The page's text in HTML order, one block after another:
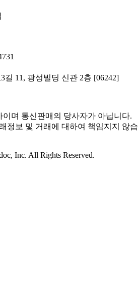
길 11, 광성빌딩 신관 2층 [06242]
며 통신판매의 당사자가 아닙니다.
정보 및 거래에 대하여 책임지지 않습
Inc. All Rights Reserved.